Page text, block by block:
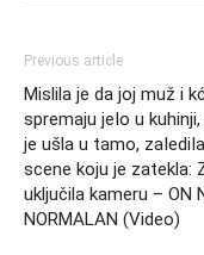
Previous article
Mislila je da joj muž i
spremaju jeIo u kuhinji,
je ušla u tamo,
scene koju je zatekla:
uključila kameru – ON
NORMALAN (Video)